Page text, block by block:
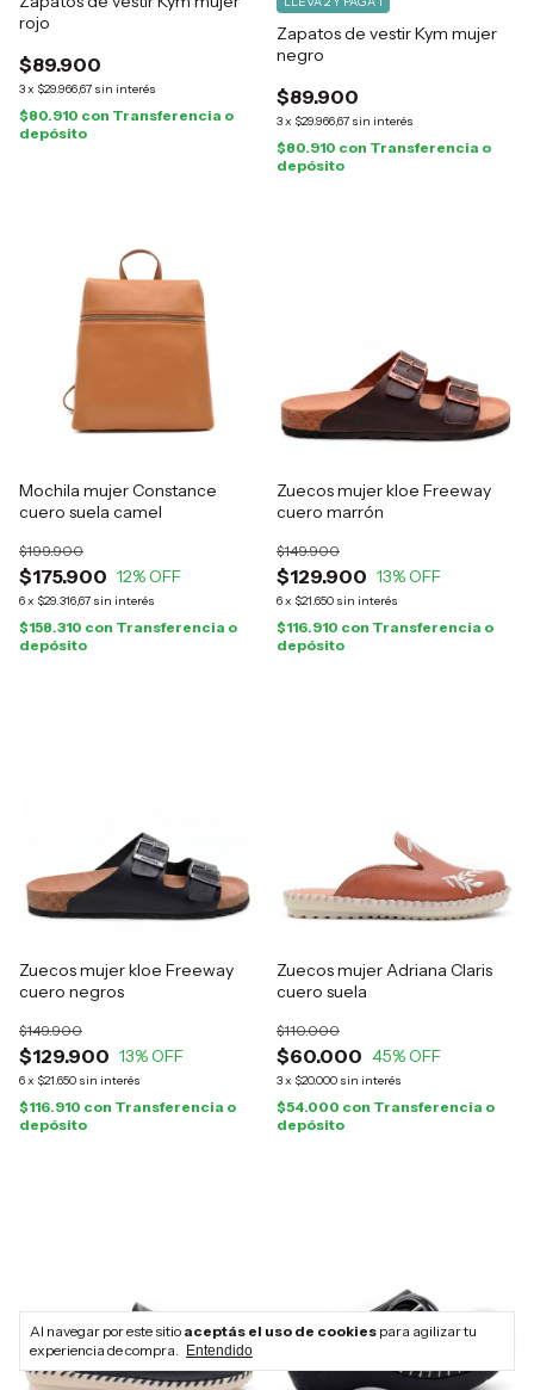
Al navegar por este sitio aceptás el uso de cookies para agilizar tu
experiencia de compra.
Entendido
rojo
$89.900
3x $29.966,67 sin interés
$80.910 con Transferencia o
depósito
Zapatos de vestir Kym mujer
negro
$89.900
3x $29.966,67 sin interés
$80.910 con Transferencia o
depósito
Mochila mujer Constance
cuero suela camel
$175.900
$199.900
12% OFF
6x $29.316,67 sin interés
$158.310 con Transferencia o
depósito
Zuecos mujer kloe Freeway
cuero marrón
$129.900
$149.900
13% OFF
6x $21.650 sin interés
$116.910 con Transferencia o
depósito
Zuecos mujer kloe Freeway
cuero negros
$129.900
$149.900
13% OFF
6x $21.650 sin interés
$116.910 con Transferencia o
depósito
Zuecos mujer Adriana Claris
cuero suela
$60.000
$110.000
45% OFF
3x $20.000 sin interés
$54.000 con Transferencia o
depósito